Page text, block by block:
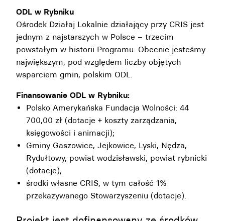
ODL w Rybniku
Ośrodek Działaj Lokalnie działający przy CRIS jest
jednym z najstarszych w Polsce – trzecim
powstałym w historii Programu. Obecnie jesteśmy
największym, pod względem liczby objętych
wsparciem gmin, polskim ODL.
Finansowanie ODL w Rybniku:
Polsko Amerykańska Fundacja Wolności: 44
700,00 zł (dotacje + koszty zarządzania,
księgowości i animacji);
Gminy Gaszowice, Jejkowice, Lyski, Nędza,
Rydułtowy, powiat wodzisławski, powiat rybnicki
(dotacje);
środki własne CRIS, w tym całość 1%
przekazywanego Stowarzyszeniu (dotacje).